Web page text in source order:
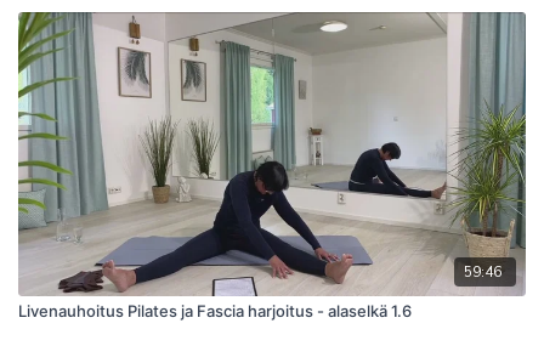
59:46
Livenauhoitus Pilates ja Fascia harjoitus - alaselkä 1.6